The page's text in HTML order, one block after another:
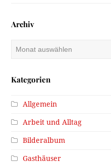
Archiv
Kategorien
Allgemein
Arbeit und Alltag
Bilderalbum
Gasthäuser